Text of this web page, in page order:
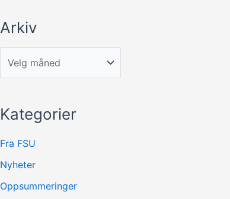
Arkiv
Kategorier
Fra FSU
Nyheter
Oppsummeringer